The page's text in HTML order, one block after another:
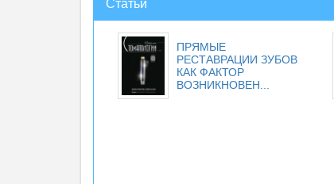
Статьи
ПРЯМЫЕ
РЕСТАВРАЦИИ ЗУБОВ
КАК ФАКТОР
ВОЗНИКНОВЕН...